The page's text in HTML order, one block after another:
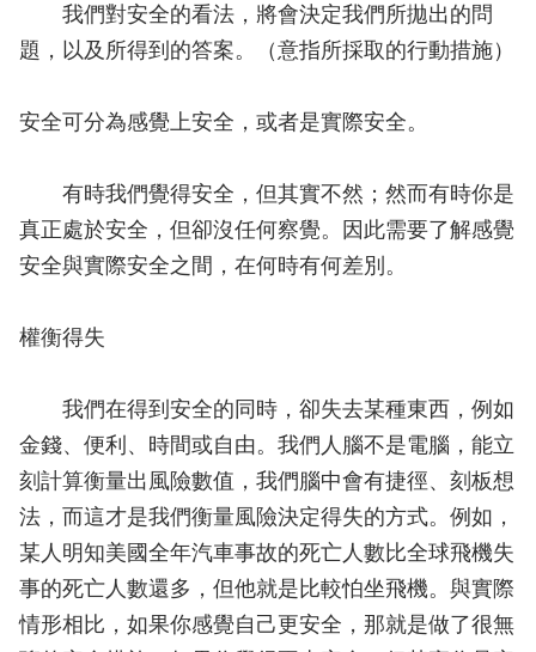
我們對安全的看法，將會決定我們所拋出的問
題，以及所得到的答案。（意指所採取的行動措施）
安全可分為感覺上安全，或者是實際安全。
有時我們覺得安全，但其實不然；然而有時你是
真正處於安全，但卻沒任何察覺。因此需要了解感覺
安全與實際安全之間，在何時有何差別。
權衡得失
我們在得到安全的同時，卻失去某種東西，例如
金錢、便利、時間或自由。我們人腦不是電腦，能立
刻計算衡量出風險數值，我們腦中會有捷徑、刻板想
法，而這才是我們衡量風險決定得失的方式。例如，
某人明知美國全年汽車事故的死亡人數比全球飛機失
事的死亡人數還多，但他就是比較怕坐飛機。與實際
情形相比，如果你感覺自己更安全，那就是做了很無